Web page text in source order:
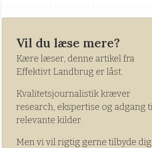
og Nestlés erhvervelse af flere
Vil du læse mere?
Kære læser, denne artikel fra
Effektivt Landbrug er låst.
Kvalitetsjournalistik kræver
research, ekspertise og adgang
relevante kilder.
Men vi vil rigtig gerne tilbyde